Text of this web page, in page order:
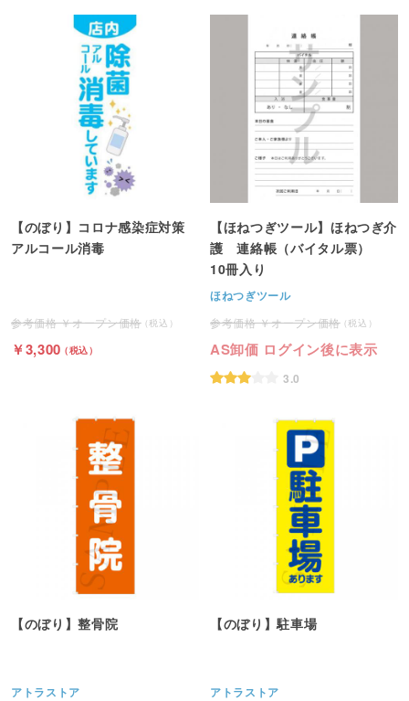
【のぼり】コロナ感染症対策
アルコール消毒
オープン価格
3,300
【ほねつぎツール】ほねつぎ介
護 連絡帳（バイタル票）
10冊入り
ほねつぎツール
オープン価格
AS卸価 ログイン後に表示
3.0
【のぼり】整骨院
アトラストア
【のぼり】駐車場
アトラストア